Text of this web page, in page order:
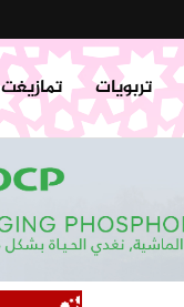
تربويات تمازيغت